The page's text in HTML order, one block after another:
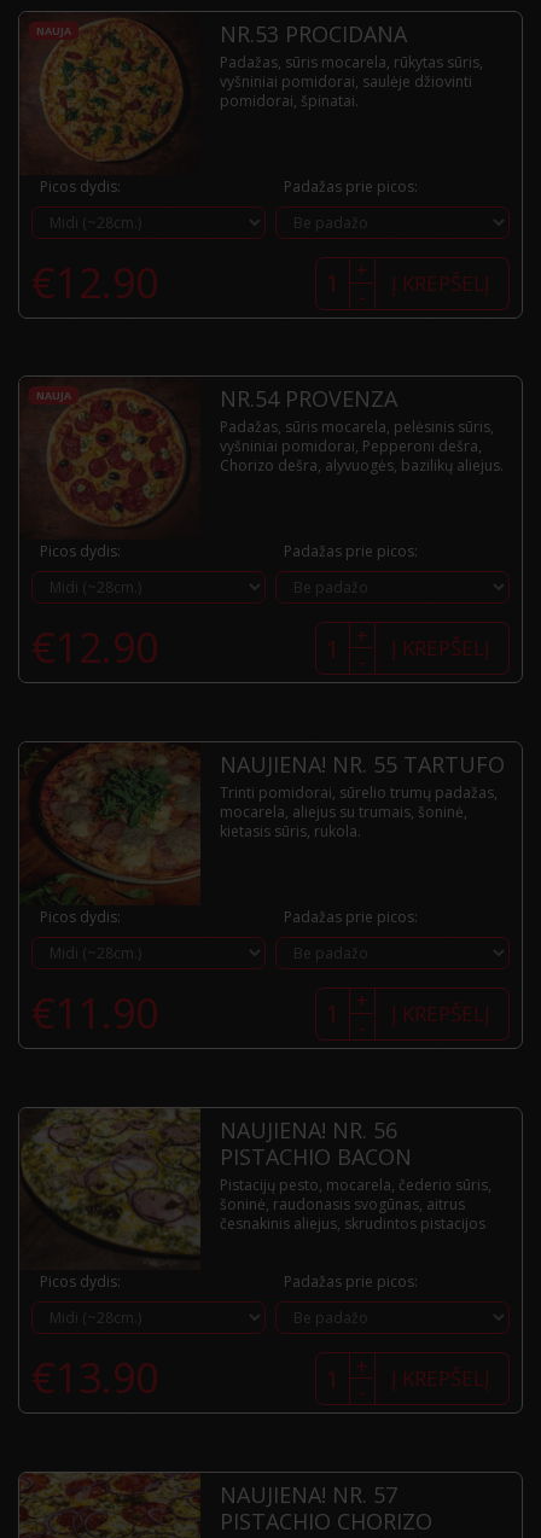
NAUJA NR.53 PROCIDANA
Padažas, sūris mocarela, rūkytas sūris,
vyšniniai pomidorai, saulėje džiovinti
pomidorai, špinatai.
Picos dydis: Padažas prie picos:
€12.90 produkto
kiekis:
Nr.53
Procidana
-
+ Į KREPŠELĮ
NAUJA NR.54 PROVENZA
Padažas, sūris mocarela, pelėsinis sūris,
vyšniniai pomidorai, Pepperoni dešra,
Chorizo dešra, alyvuogės, bazilikų aliejus.
Picos dydis: Padažas prie picos:
€12.90 produkto
kiekis:
Nr.54
Provenza
-
+ Į KREPŠELĮ
NAUJIENA! NR. 55 TARTUFO
Trinti pomidorai, sūrelio trumų padažas,
mocarela, aliejus su trumais, šoninė,
kietasis sūris, rukola.
Picos dydis: Padažas prie picos:
€11.90 produkto
kiekis:
NAUJIENA!
Nr.
-
+ Į KREPŠELĮ
NAUJIENA! NR. 56
PISTACHIO BACON
Pistacijų pesto, mocarela, čederio sūris,
šoninė, raudonasis svogūnas, aitrus
česnakinis aliejus, skrudintos pistacijos
Picos dydis: Padažas prie picos:
€13.90 produkto
kiekis:
NAUJIENA!
Nr.
-
+ Į KREPŠELĮ
NAUJIENA! NR. 57
PISTACHIO CHORIZO